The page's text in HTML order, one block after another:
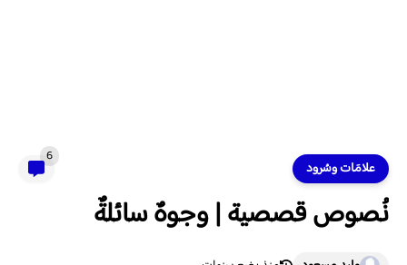
علامَات وسُرود
6
نُصوص قصصية | وجوهٌ سائلةٌ